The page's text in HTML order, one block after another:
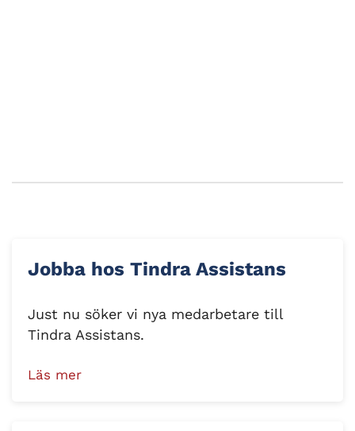
Jobba hos Tindra Assistans
Just nu söker vi nya medarbetare till
Tindra Assistans.
Läs mer